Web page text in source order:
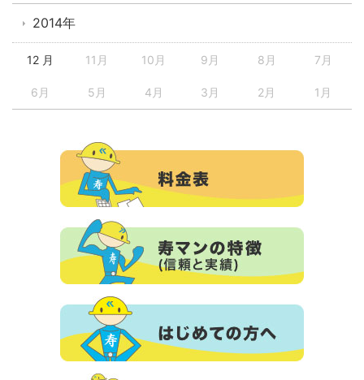
2014年
12 月 11月 10月 9月 8月 7月
6月 5月 4月 3月 2月 1月